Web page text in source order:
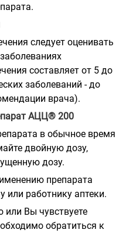
следует оценивать
составляет от 5 до
заболеваний - до
врача).
АЦЦ® 200
в обычное время
двойную дозу,
дозу.
препарата
или работнику аптеки.
или Вы чувствуете
обратиться к